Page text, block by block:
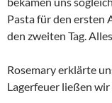
Pasta für den ersten
den zweiten Tag.
Rosemary erklärte
Lagerfeuer ließen wir